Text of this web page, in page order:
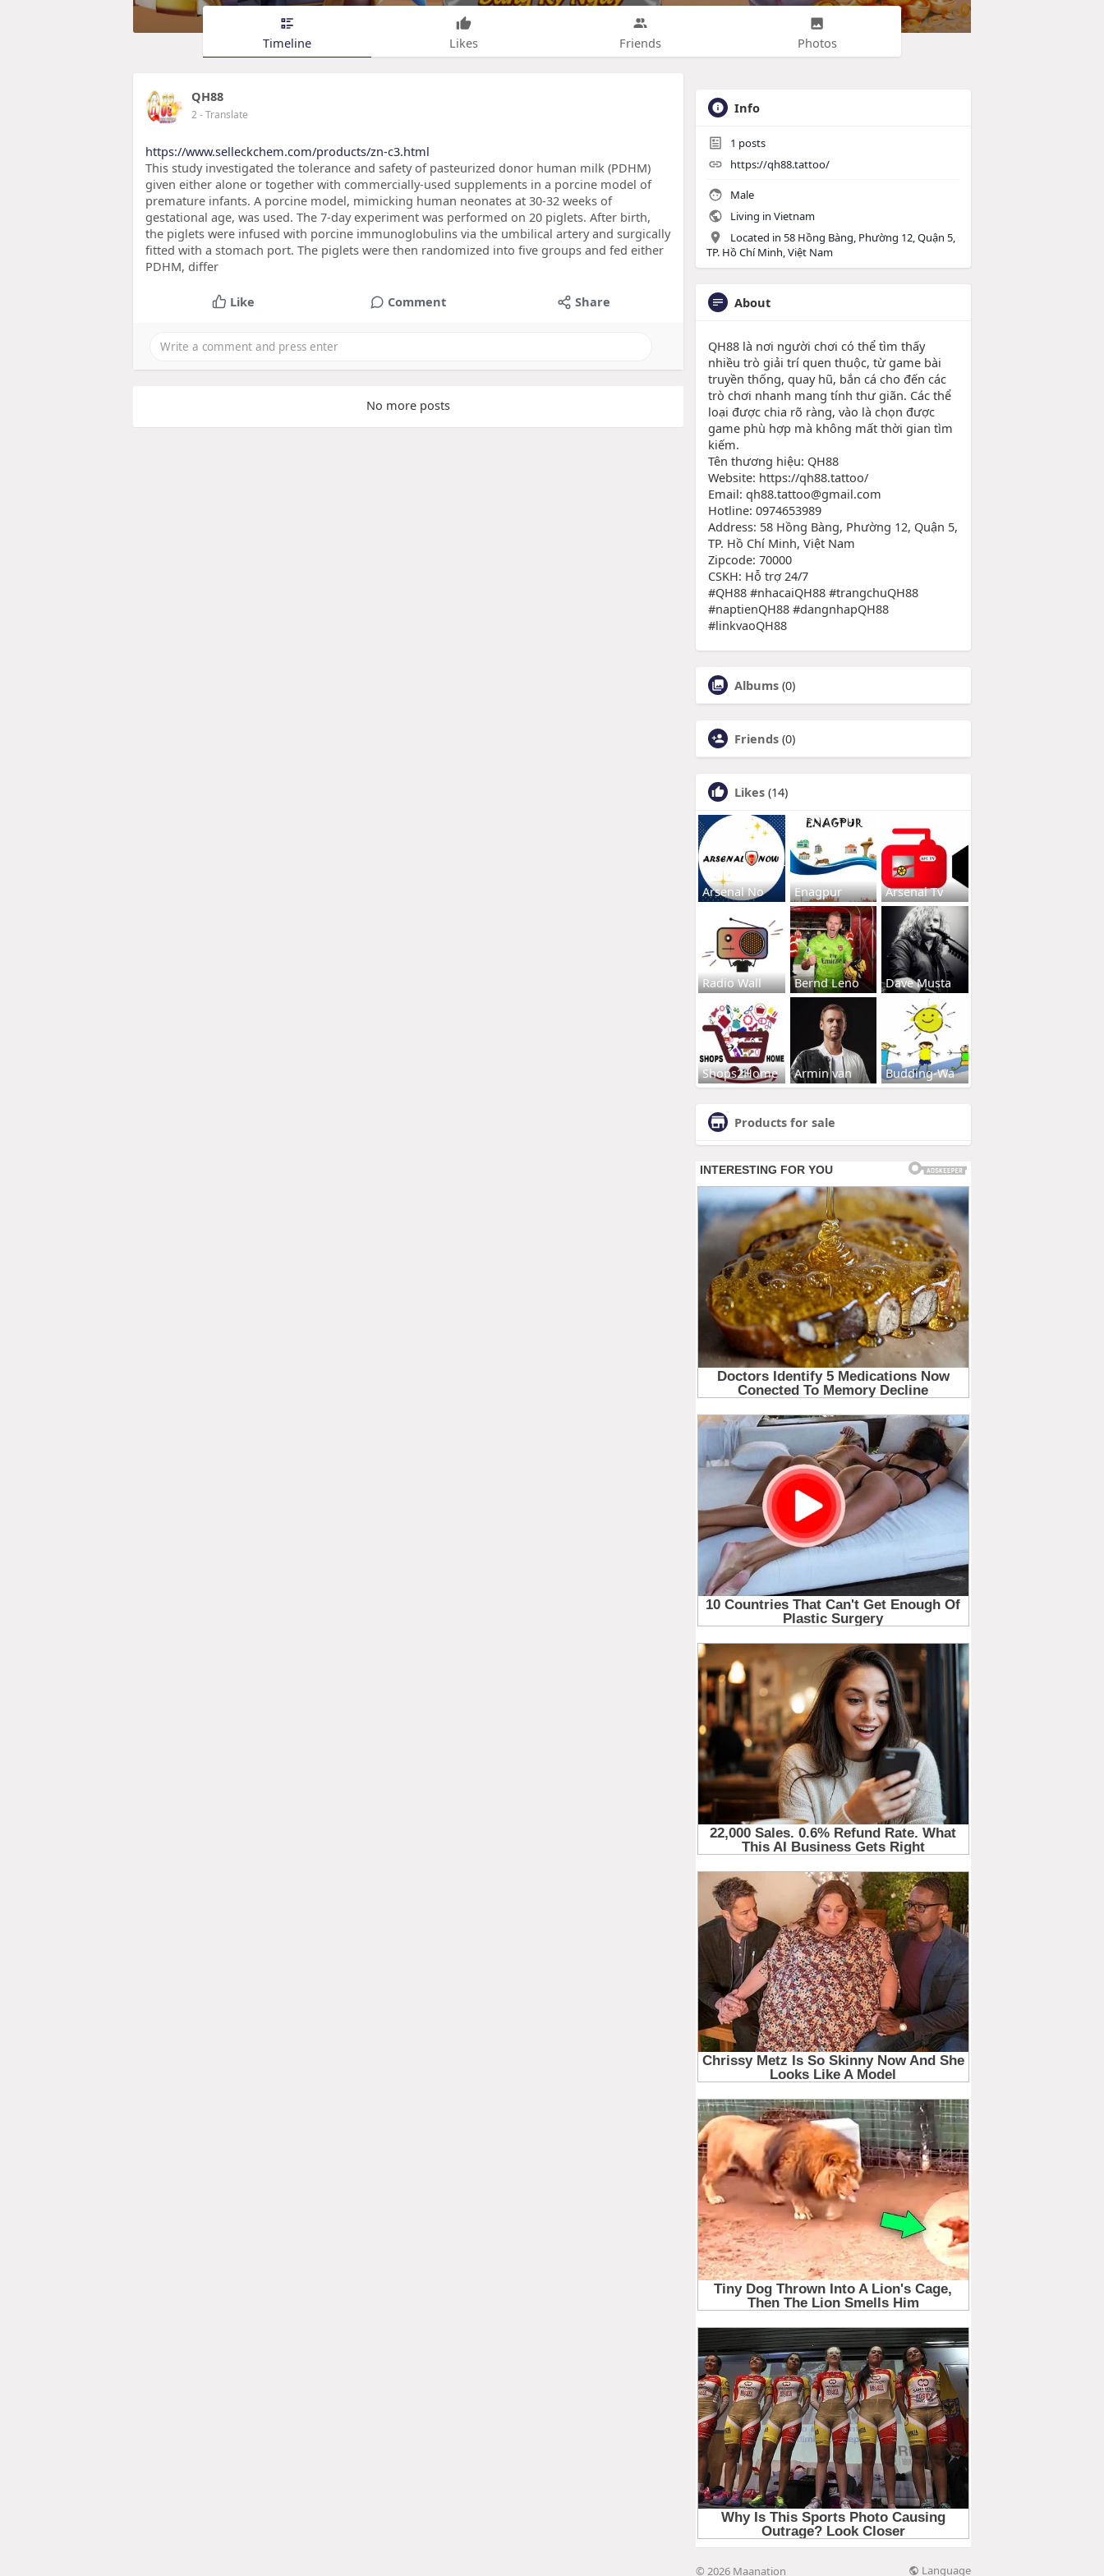
Timeline Likes Friends Photos
QH88
2- Translate
https://www.selleckchem.com/products/zn-c3.html
This study investigated the tolerance and safety of pasteurized donor human milk (PDHM)
given either alone or together with commercially-used supplements in a porcine model of
premature infants. A porcine model, mimicking human neonates at 30-32 weeks of
gestational age, was used. The 7-day experiment was performed on 20 piglets. After birth,
the piglets were infused with porcine immunoglobulins via the umbilical artery and surgically
fitted with a stomach port. The piglets were then randomized into five groups and fed either
PDHM, differ
Like Comment Share
No more posts
Info
1 posts
https://qh88.tattoo/
Male
Living in Vietnam
Located in 58 Hồng Bàng, Phường 12, Quận 5,
TP. Hồ Chí Minh, Việt Nam
About
QH88 là nơi người chơi có thể tìm thấy
nhiều trò giải trí quen thuộc, từ game bài
truyền thống, quay hũ, bắn cá cho đến các
trò chơi nhanh mang tính thư giãn. Các thể
loại được chia rõ ràng, vào là chọn được
game phù hợp mà không mất thời gian tìm
kiếm.
Tên thương hiệu: QH88
Website: https://qh88.tattoo/
Email: qh88.tattoo@gmail.com
Hotline: 0974653989
Address: 58 Hồng Bàng, Phường 12, Quận 5,
TP. Hồ Chí Minh, Việt Nam
Zipcode: 70000
CSKH: Hỗ trợ 24/7
#QH88 #nhacaiQH88 #trangchuQH88
#naptienQH88 #dangnhapQH88
#linkvaoQH88
Albums (0)
Friends (0)
Likes (14)
Arsenal No Enagpur Arsenal Tv
Radio Wall Bernd Leno Dave Musta
Shops2Home Armin van Budding-Wa
Products for sale
© 2026 Maanation Language